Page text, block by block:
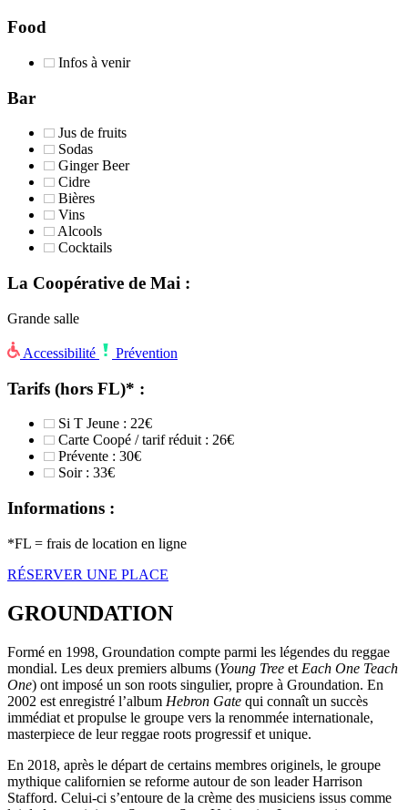
Food
Infos à venir
Bar
Jus de fruits
Sodas
Ginger Beer
Cidre
Bières
Vins
Alcools
Cocktails
La Coopérative de Mai :
Grande salle
Accessibilité Prévention
Tarifs (hors FL)* :
Si T Jeune : 22€
Carte Coopé / tarif réduit : 26€
Prévente : 30€
Soir : 33€
Informations :
*FL = frais de location en ligne
RÉSERVER UNE PLACE
GROUNDATION
Formé en 1998, Groundation compte parmi les légendes du reggae
mondial. Les deux premiers albums (Young Tree et Each One Teach
One) ont imposé un son roots singulier, propre à Groundation. En
2002 est enregistré l’album Hebron Gate qui connaît un succès
immédiat et propulse le groupe vers la renommée internationale,
masterpiece de leur reggae roots progressif et unique.
En 2018, après le départ de certains membres originels, le groupe
mythique californien se reforme autour de son leader Harrison
Stafford. Celui-ci s’entoure de la crème des musiciens issus comme